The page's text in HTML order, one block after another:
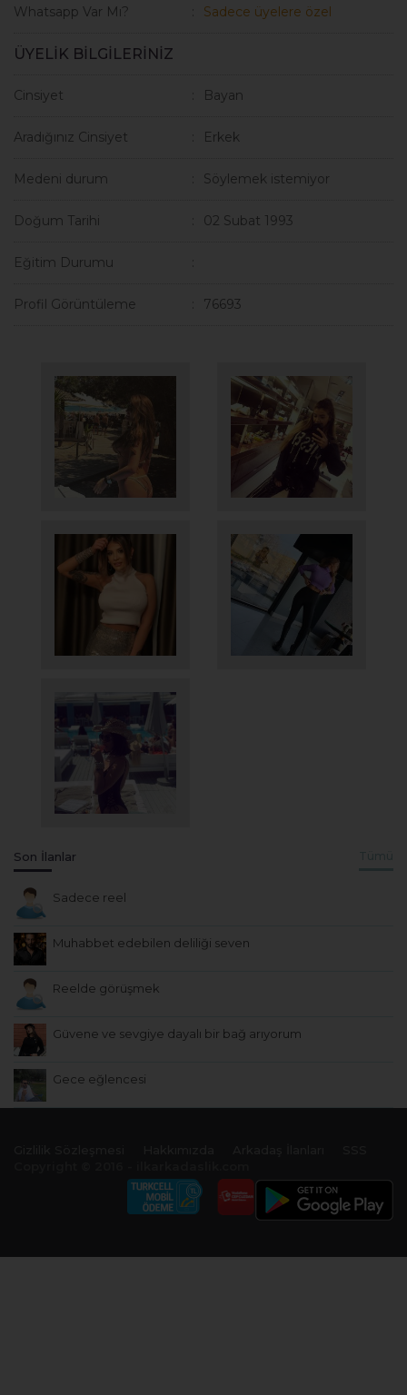
Whatsapp Var Mı? Sadece üyelere özel
ÜYELİK BİLGİLERİNİZ
Cinsiyet Bayan
Aradığınız Cinsiyet Erkek
Medeni durum Söylemek istemiyor
Doğum Tarihi 02 Subat 1993
Eğitim Durumu
Profil Görüntüleme 76693
Son İlanlar
Sadece reel
Muhabbet edebilen deliliği seven
Reelde görüşmek
Güvene ve sevgiye dayalı bir bağ arıyorum
Gece eğlencesi